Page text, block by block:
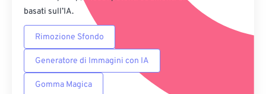
basati sull’IA.
Rimozione Sfondo
Generatore di Immagini con IA
Gomma Magica